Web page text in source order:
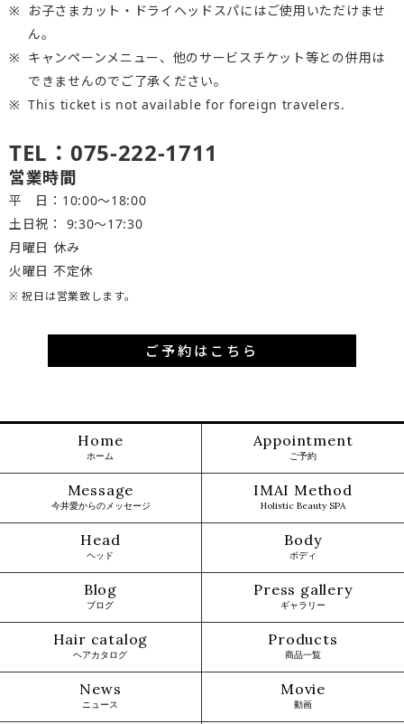
お子さまカット・ドライヘッドスパにはご使用いただけませ
ん。
キャンペーンメニュー、他のサービスチケット等との併用は
できませんのでご了承ください。
This ticket is not available for foreign travelers.
TEL：075-222-1711
営業時間
平 日：10:00～18:00
土日祝： 9:30〜17:30
月曜日 休み
火曜日 不定休
※ 祝日は営業致します。
ご予約はこちら
Home
ホーム
Appointment
ご予約
Message
今井愛からのメッセージ
IMAI Method
Holistic Beauty SPA
Head
ヘッド
Body
ボディ
Blog
ブログ
Press gallery
ギャラリー
Hair catalog
ヘアカタログ
Products
商品一覧
News
ニュース
Movie
動画